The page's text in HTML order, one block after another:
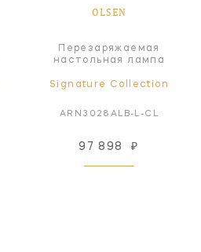
OLSEN
Перезаряжаемая
настольная лампа
Signature Collection
ARN3028ALB-L-CL
97 898 ₽